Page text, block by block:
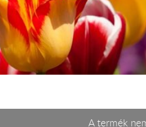
A termék